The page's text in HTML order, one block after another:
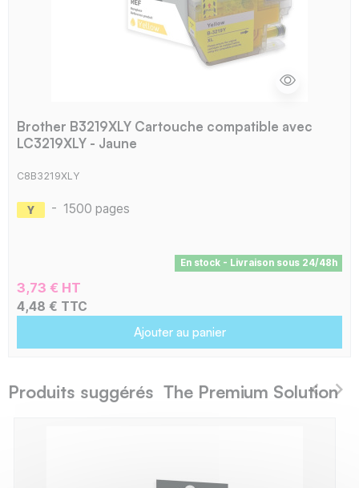
Brother B3219XLY Cartouche compatible avec
LC3219XLY - Jaune
C8B3219XLY
- 1500 pages
En stock - Livraison sous 24/48h
3,73 € HT
4,48 € TTC
Ajouter au panier
Produits suggérés The Premium Solution